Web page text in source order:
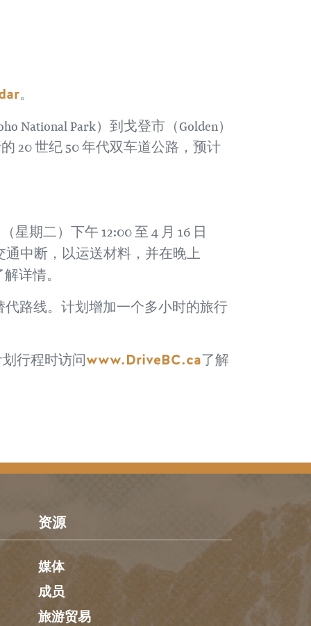
。
Park）到戈登市（Golden）
20 世纪 50 年代双车道公路，预计
期二）下午 12:00 至 4 月 16 日
中断，以运送材料，并在晚上
解详情。
路线。计划增加一个多小时的旅行
行程时访问www.DriveBC.ca了解
资源
媒体
成员
旅游贸易